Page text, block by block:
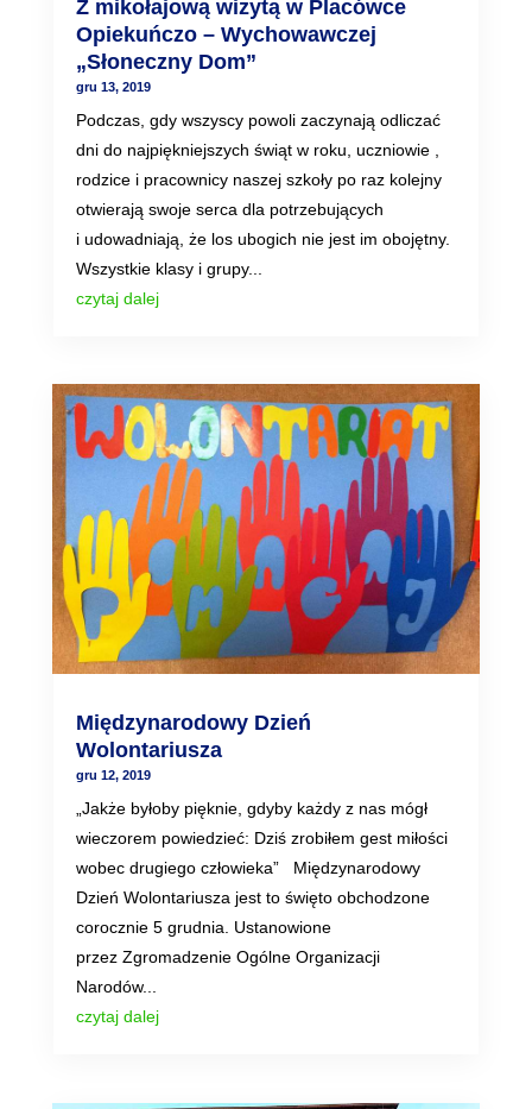
Z mikołajową wizytą w Placówce
Opiekuńczo – Wychowawczej
„Słoneczny Dom”
gru 13, 2019
Podczas, gdy wszyscy powoli zaczynają odliczać
dni do najpiękniejszych świąt w roku, uczniowie ,
rodzice i pracownicy naszej szkoły po raz kolejny
otwierają swoje serca dla potrzebujących
i udowadniają, że los ubogich nie jest im obojętny.
Wszystkie klasy i grupy...
czytaj dalej
Międzynarodowy Dzień
Wolontariusza
gru 12, 2019
„Jakże byłoby pięknie, gdyby każdy z nas mógł
wieczorem powiedzieć: Dziś zrobiłem gest miłości
wobec drugiego człowieka” Międzynarodowy
Dzień Wolontariusza jest to święto obchodzone
corocznie 5 grudnia. Ustanowione
przez Zgromadzenie Ogólne Organizacji
Narodów...
czytaj dalej